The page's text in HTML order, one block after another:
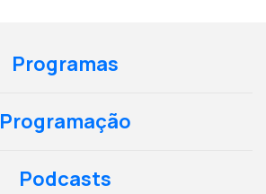
Programas
Programação
Podcasts